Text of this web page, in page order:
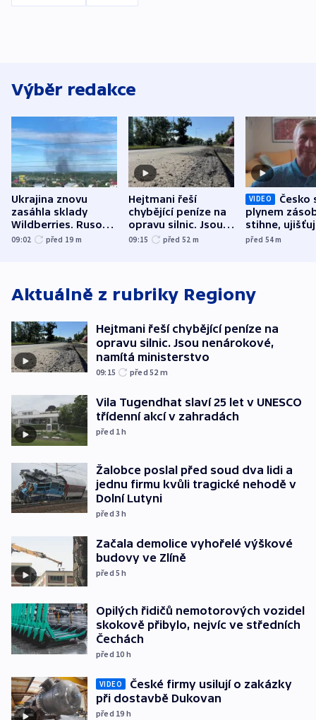
Výběr redakce
Ukrajina znovu
zasáhla sklady
Wildberries. Rusové
útočili v Charkovské
09:02 před 19 m
Hejtmani řeší
chybějící peníze na
opravu silnic. Jsou
nenárokové, namítá
09:15 před 52 m
VIDEO
Česko
plynem
stihne,
expert.
před 54m
Aktuálně z rubriky Regiony
Hejtmani řeší chybějící peníze na
opravu silnic. Jsou nenárokové,
namítá ministerstvo
09:15 před 52 m
Vila Tugendhat slaví 25 let v UNESCO
třídenní akcí v zahradách
před 1h
Žalobce poslal před soud dva lidi a
jednu firmu kvůli tragické nehodě v
Dolní Lutyni
před 3h
Začala demolice vyhořelé výškové
budovy ve Zlíně
před 5h
Opilých řidičů nemotorových vozidel
skokově přibylo, nejvíc ve středních
Čechách
před 10 h
VIDEO
České firmy usilují o zakázky
při dostavbě Dukovan
před 19 h